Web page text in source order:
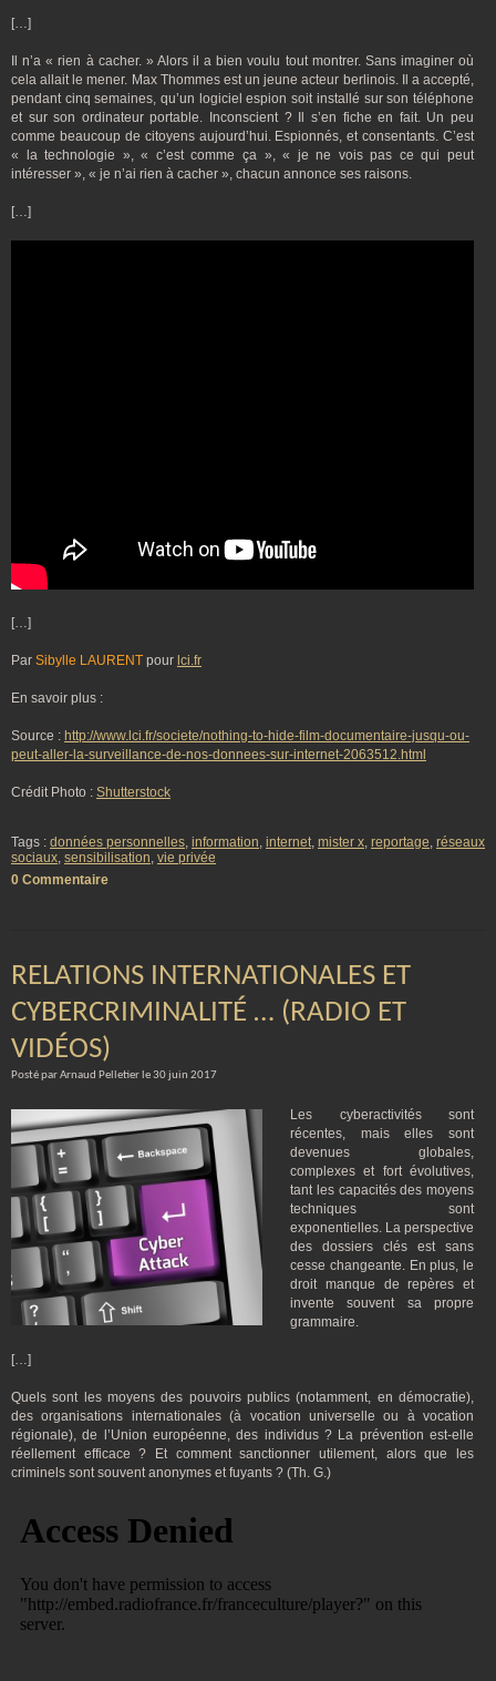
[…]
Il n’a « rien à cacher. » Alors il a bien voulu tout montrer. Sans imaginer où
cela allait le mener. Max Thommes est un jeune acteur berlinois. Il a accepté,
pendant cinq semaines, qu’un logiciel espion soit installé sur son téléphone
et sur son ordinateur portable. Inconscient ? Il s’en fiche en fait. Un peu
comme beaucoup de citoyens aujourd’hui. Espionnés, et consentants. C’est
« la technologie », « c’est comme ça », « je ne vois pas ce qui peut
intéresser », « je n’ai rien à cacher », chacun annonce ses raisons.
[…]
[…]
Par Sibylle LAURENT pour lci.fr
En savoir plus :
Source : http://www.lci.fr/societe/nothing-to-hide-film-documentaire-jusqu-ou-
peut-aller-la-surveillance-de-nos-donnees-sur-internet-2063512.html
Crédit Photo : Shutterstock
Tags : données personnelles, information, internet, mister x, reportage, réseaux
sociaux, sensibilisation, vie privée
0 Commentaire
RELATIONS INTERNATIONALES ET
CYBERCRIMINALITÉ … (RADIO ET
VIDÉOS)
Posté par Arnaud Pelletier le 30 juin 2017
Les cyberactivités sont
récentes, mais elles sont
devenues globales,
complexes et fort évolutives,
tant les capacités des moyens
techniques sont
exponentielles. La perspective
des dossiers clés est sans
cesse changeante. En plus, le
droit manque de repères et
invente souvent sa propre
grammaire.
[…]
Quels sont les moyens des pouvoirs publics (notamment, en démocratie),
des organisations internationales (à vocation universelle ou à vocation
régionale), de l’Union européenne, des individus ? La prévention est-elle
réellement efficace ? Et comment sanctionner utilement, alors que les
criminels sont souvent anonymes et fuyants ? (Th. G.)